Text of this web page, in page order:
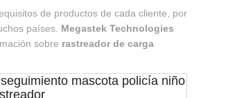
de productos de cada cliente, por
países. Megastek Technologies
sobre rastreador de carga
mascota policía niño